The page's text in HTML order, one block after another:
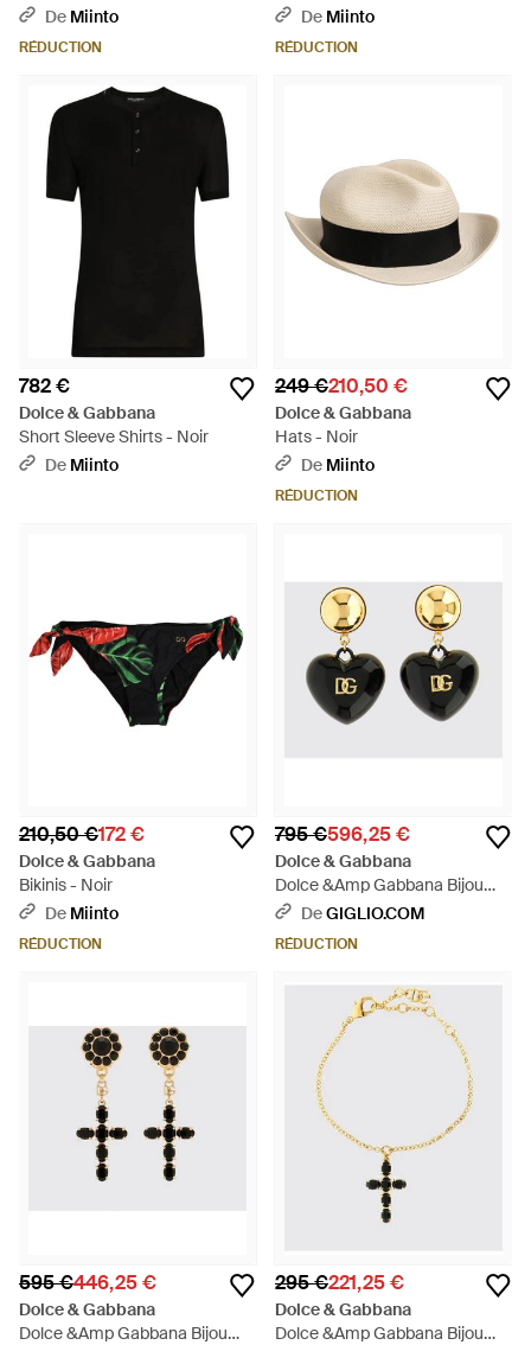
De Miinto
RÉDUCTION
De Miinto
RÉDUCTION
782 €
Dolce & Gabbana
Short Sleeve Shirts - Noir
De Miinto
249 €210,50 €
Dolce & Gabbana
Hats - Noir
De Miinto
RÉDUCTION
210,50 €172 €
Dolce & Gabbana
Bikinis - Noir
De Miinto
RÉDUCTION
795 €596,25 €
Dolce & Gabbana
Dolce &Amp Gabbana Bijou
Femme - Métallisé
DeGIGLIO.COM
RÉDUCTION
595 €446,25 €
Dolce & Gabbana
Dolce &Amp Gabbana Bijou
295 €221,25 €
Dolce & Gabbana
Dolce &Amp Gabbana Bijou